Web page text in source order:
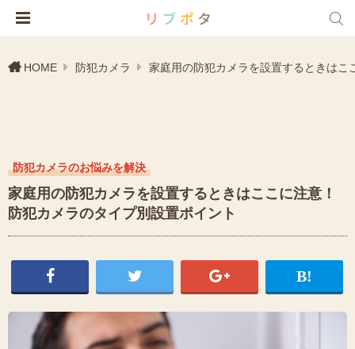
HOME 防犯カメラ 家庭用の防犯カメラを設置するときは
防犯カメラのお悩みを解決
家庭用の防犯カメラを設置するときはここに注意！
防犯カメラのタイプ別設置ポイント